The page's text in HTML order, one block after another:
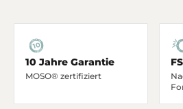
10 Jahre Garantie
MOSO® zertifiziert